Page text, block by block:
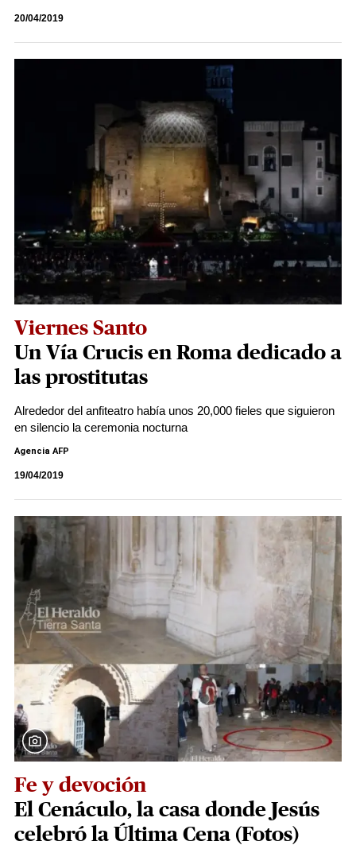
20/04/2019
Viernes Santo
Un Vía Crucis en Roma dedicado a
las prostitutas
Alrededor del anfiteatro había unos 20,000 fieles que siguieron
en silencio la ceremonia nocturna
Agencia AFP
19/04/2019
Fe y devoción
El Cenáculo, la casa donde Jesús
celebró la Última Cena (Fotos)